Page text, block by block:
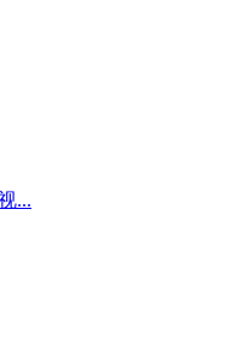
...